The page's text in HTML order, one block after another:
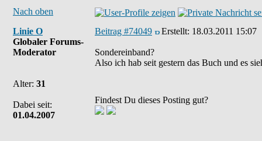
Nach oben
Linie O
Globaler Forums-
Moderator
Alter: 31
Dabei seit:
01.04.2007
Beitrag #74049 Erstellt: 18.03.2011 15:07
Sondereinband?
Also ich hab seit gestern das Buch und es
Findest Du dieses Posting gut?